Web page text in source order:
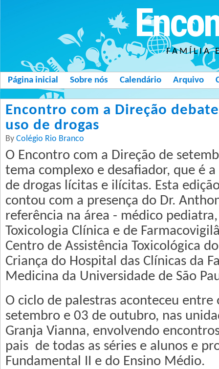
FAMÍLIA
Página inicial Sobre nós Calendário Arquivo
Encontro com a Direção
uso de drogas
By Colégio Rio Branco
O Encontro com a Direção de
tema complexo e desafiador, que é
de drogas lícitas e ilícitas. Esta
contou com a presença do Dr.
referência na área - médico
Toxicologia Clínica e de
Centro de Assistência Toxicológica
Criança do Hospital das Clínicas da
Medicina da Universidade de São
O ciclo de palestras aconteceu entre
setembro e 03 de outubro, nas
Granja Vianna, envolvendo
pais de todas as séries e alunos e
Fundamental II e do Ensino Médio.